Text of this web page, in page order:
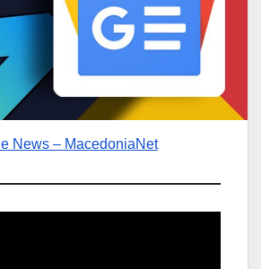
News – MacedoniaNet